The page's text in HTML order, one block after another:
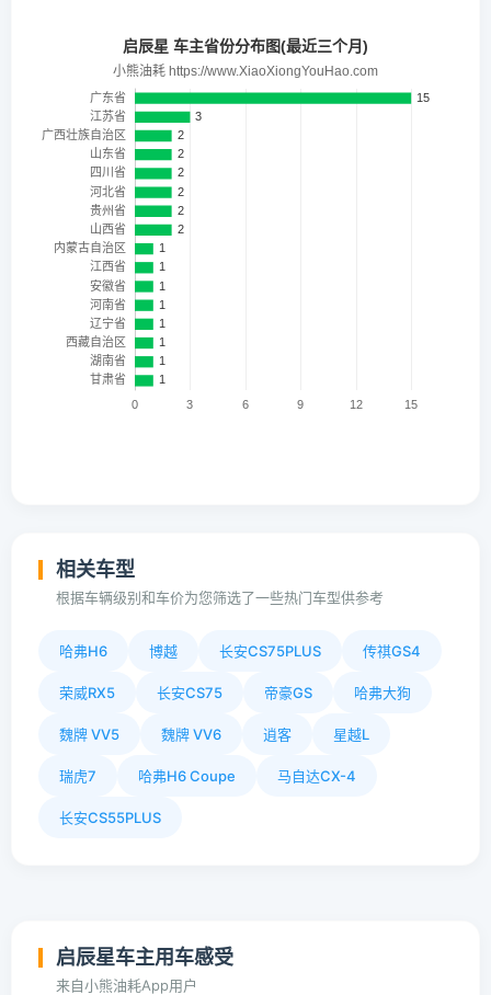
相关车型
根据车辆级别和车价为您筛选了一些热门车型供参考
哈弗H6 博越 长安CS75PLUS 传祺GS4
荣威RX5 长安CS75 帝豪GS 哈弗大狗
魏牌 VV5 魏牌 VV6 逍客 星越L
瑞虎7 哈弗H6 Coupe 马自达CX-4
长安CS55PLUS
启辰星车主用车感受
来自小熊油耗App用户